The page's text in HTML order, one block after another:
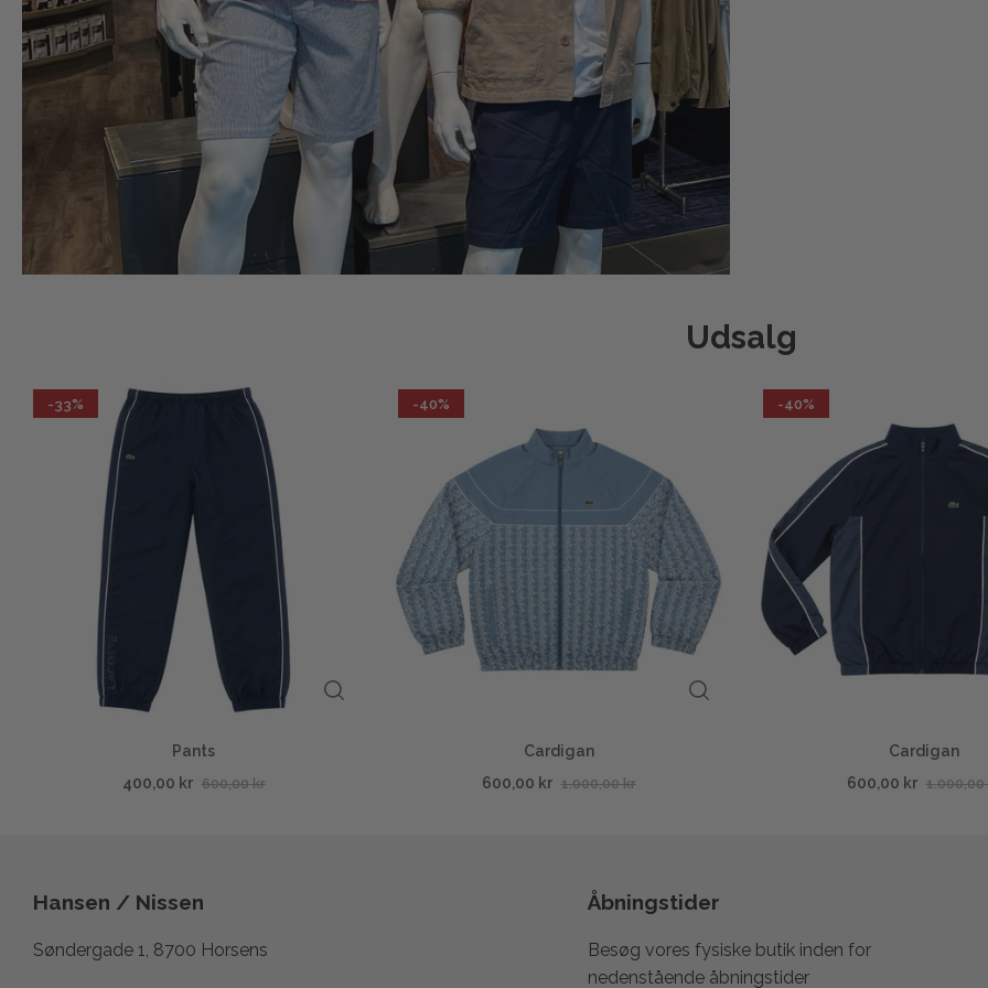
Udsalg
-33%
Pants
400,00 kr 600,00 kr
-40%
Cardigan
600,00 kr 1.000,00 kr
-40%
Cardigan
600,00 kr 1.000,00
Hansen / Nissen
Søndergade 1, 8700 Horsens
Åbningstider
Besøg vores fysiske butik inden for
nedenstående åbningstider